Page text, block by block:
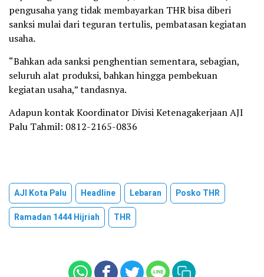
pengusaha yang tidak membayarkan THR bisa diberi
sanksi mulai dari teguran tertulis, pembatasan kegiatan
usaha.
“Bahkan ada sanksi penghentian sementara, sebagian,
seluruh alat produksi, bahkan hingga pembekuan
kegiatan usaha,” tandasnya.
Adapun kontak Koordinator Divisi Ketenagakerjaan AJI
Palu Tahmil: 0812-2165-0836
AJI Kota Palu Headline Lebaran
Posko THR
Ramadan 1444 Hijriah
THR